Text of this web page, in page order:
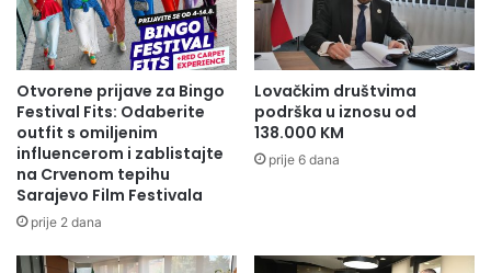
Otvorene prijave za Bingo
Festival Fits: Odaberite
outfit s omiljenim
influencerom i zablistajte
na Crvenom tepihu
Sarajevo Film Festivala
prije 2 dana
Lovačkim društvima
podrška u iznosu od
138.000 KM
prije 6 dana